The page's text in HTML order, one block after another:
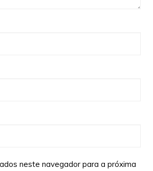
neste navegador para a próxima